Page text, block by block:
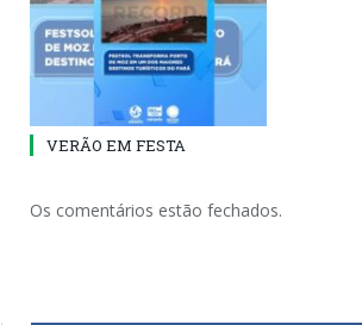
VERÃO EM FESTA
Os comentários estão fechados.